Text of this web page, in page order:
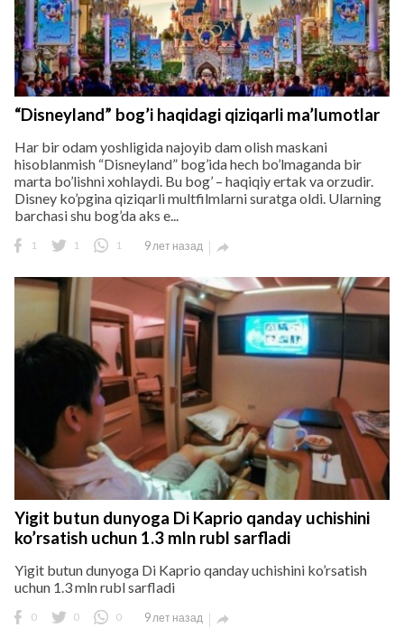
“Disneyland” bog’i haqidagi qiziqarli ma’lumotlar
Har bir odam yoshligida najoyib dam olish maskani
hisoblanmish “Disneyland” bog’ida hech bo’lmaganda bir
marta bo’lishni xohlaydi. Bu bog’ – haqiqiy ertak va orzudir.
Disney ko’pgina qiziqarli multfilmlarni suratga oldi. Ularning
barchasi shu bog’da aks e...
1 1 1 9 лет назад 
Yigit butun dunyoga Di Kaprio qanday uchishini
ko’rsatish uchun 1.3 mln rubl sarfladi
Yigit butun dunyoga Di Kaprio qanday uchishini ko’rsatish
uchun 1.3 mln rubl sarfladi
0 0 0 9 лет назад 